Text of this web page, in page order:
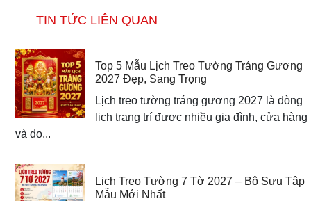
TIN TỨC LIÊN QUAN
Top 5 Mẫu Lịch Treo Tường Tráng Gương
2027 Đẹp, Sang Trọng
Lịch treo tường tráng gương 2027 là dòng
lịch trang trí được nhiều gia đình, cửa hàng
và do...
Lịch Treo Tường 7 Tờ 2027 – Bộ Sưu Tập
Mẫu Mới Nhất